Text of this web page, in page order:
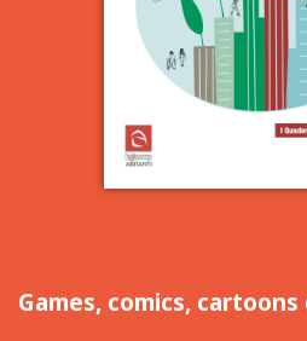
Games, comics,